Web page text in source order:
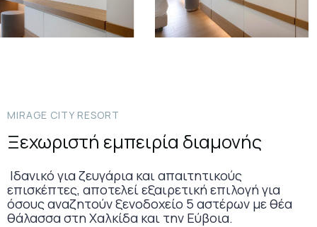
MIRAGE CITY RESORT
Ξεχωριστή εμπειρία διαμονής
Ιδανικό για ζευγάρια και απαιτητικούς
επισκέπτες, αποτελεί εξαιρετική επιλογή για
όσους αναζητούν ξενοδοχείο 5 αστέρων με θέα
θάλασσα στη Χαλκίδα και την Εύβοια.